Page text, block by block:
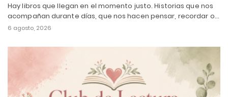
Hay libros que llegan en el momento justo. Historias que nos
acompañan durante días, que nos hacen pensar, recordar o…
6 agosto, 2026